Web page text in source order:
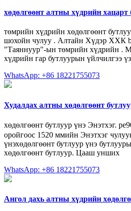
хөдөлгөөнт алтны хүдрийн хацарт
төмрийн хүдрийн хөдөлгөөнт
шохойн чулуу . Алтайн Хүдэр ХХК
"Таяннуур"-ын төмрийн хүдрийн .
хүдрийн гар бутлуурын үйлчилгээ
WhatsApp: +86 18221755073
Худалдах алтны хөдөлгөөнт
хөдөлгөөнт бутлуур үнэ Энэтхэг.
оройгоос 1520 ммийн Энэтхэг
үнэхөдөлгөөнт бутлуур үнэ
хөдөлгөөнт бутлуур. Цааш унших
WhatsApp: +86 18221755073
Ангол дахь алтны хүдрийн